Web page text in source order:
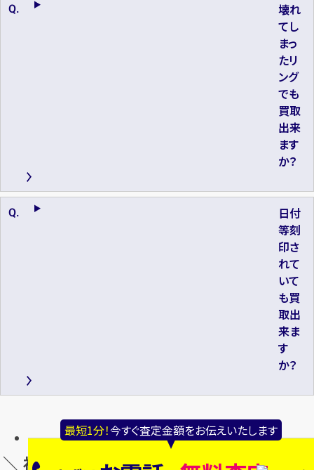
最短1分！今すぐ査定金額をお伝えいたします
壊れ
てし
まっ
たリ
ング
でも
買取
出来
ます
か？
日付
等刻
印さ
れて
いて
も買
取出
来ま
す
か？
＼ 神戸湊川店の買取品目別の店舗情報 ／